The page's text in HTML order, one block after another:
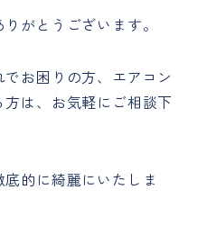
がとうございます。
お困りの方、エアコン
は、お気軽にご相談下
的に綺麗にいたしま